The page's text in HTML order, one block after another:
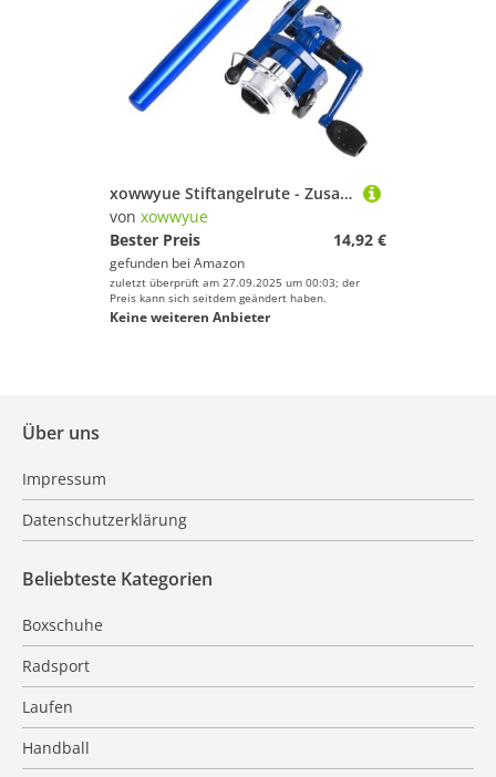
xowwyue Stiftangelrute - Zusammenklappbare Kleine Angelrute - 99cm Rute, rutschfeste Ausrüstung, tragbares Angel-Set für Frauen Männer Angler an See Hafen Meer Stausee Teich
von xowwyue
Bester Preis
14,92 €
gefunden bei Amazon
zuletzt überprüft am 27.09.2025 um 00:03; der
Preis kann sich seitdem geändert haben.
Keine weiteren Anbieter
Über uns
Impressum
Datenschutzerklärung
Beliebteste Kategorien
Boxschuhe
Radsport
Laufen
Handball